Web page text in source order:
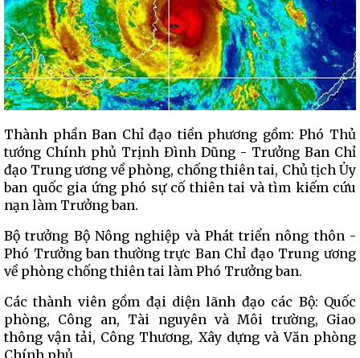
Thành phần Ban Chỉ đạo tiền phương gồm: Phó Thủ
tướng Chính phủ Trịnh Đình Dũng - Trưởng Ban Chỉ
đạo Trung ương về phòng, chống thiên tai, Chủ tịch Ủy
ban quốc gia ứng phó sự cố thiên tai và tìm kiếm cứu
nạn làm Trưởng ban.
Bộ trưởng Bộ Nông nghiệp và Phát triển nông thôn -
Phó Trưởng ban thường trực Ban Chỉ đạo Trung ương
về phòng chống thiên tai làm Phó Trưởng ban.
Các thành viên gồm đại diện lãnh đạo các Bộ: Quốc
phòng, Công an, Tài nguyên và Môi trường, Giao
thông vận tải, Công Thương, Xây dựng và Văn phòng
Chính phủ.